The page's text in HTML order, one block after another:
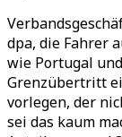
dpa, die Fahrer
wie Portugal
Grenzübertritt
vorlegen, der
sei das kaum